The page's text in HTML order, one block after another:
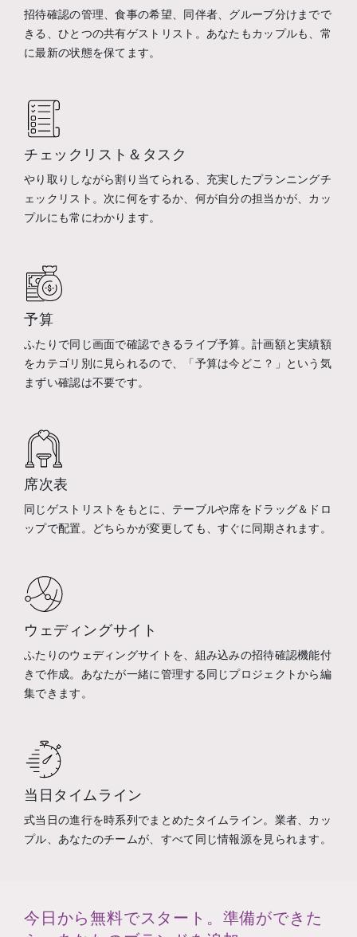
招待確認の管理、食事の希望、同伴者、グループ分けまでで
きる、ひとつの共有ゲストリスト。あなたもカップルも、常
に最新の状態を保てます。
チェックリスト＆タスク
やり取りしながら割り当てられる、充実したプランニングチ
ェックリスト。次に何をするか、何が自分の担当かが、カッ
プルにも常にわかります。
予算
ふたりで同じ画面で確認できるライブ予算。計画額と実績額
をカテゴリ別に見られるので、「予算は今どこ？」という気
まずい確認は不要です。
席次表
同じゲストリストをもとに、テーブルや席をドラッグ＆ドロ
ップで配置。どちらかが変更しても、すぐに同期されます。
ウェディングサイト
ふたりのウェディングサイトを、組み込みの招待確認機能付
きで作成。あなたが一緒に管理する同じプロジェクトから編
集できます。
当日タイムライン
式当日の進行を時系列でまとめたタイムライン。業者、カッ
プル、あなたのチームが、すべて同じ情報源を見られます。
今日から無料でスタート。準備ができた